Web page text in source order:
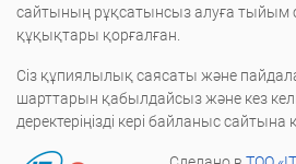
сайтының рұқсатынсыз алуға
құқықтары қорғалған.
Сіз құпиялылық саясаты және
шарттарын қабылдайсыз және кез
деректеріңізді кері байланыс